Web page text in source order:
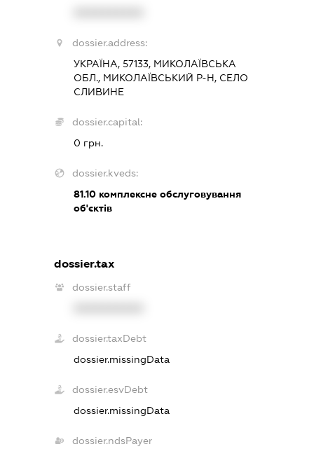
dossier.address:
УКРАЇНА, 57133, МИКОЛАЇВСЬКА
ОБЛ., МИКОЛАЇВСЬКИЙ Р-Н, СЕЛО
СЛИВИНЕ
dossier.capital:
0 грн.
dossier.kveds:
81.10комплексне обслуговування
об'єктів
dossier.tax
dossier.staff
dossier.taxDebt
dossier.missingData
dossier.esvDebt
dossier.missingData
dossier.ndsPayer